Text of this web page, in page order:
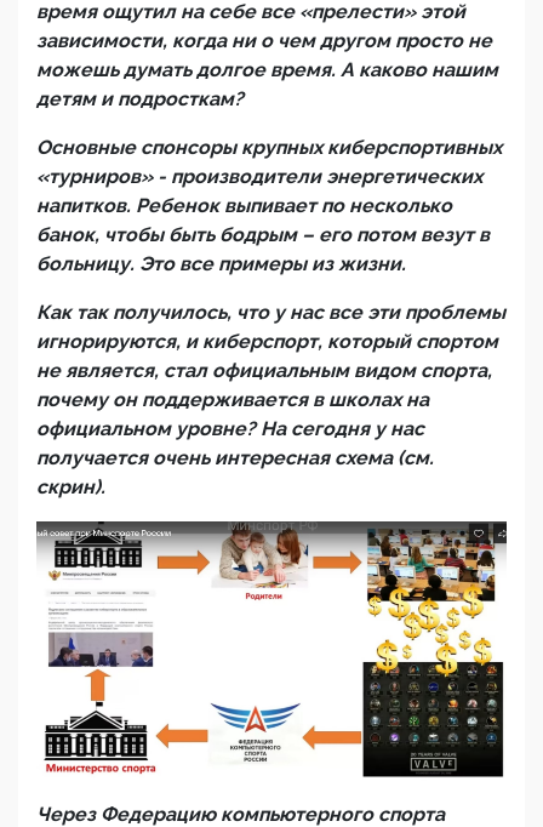
время ощутил на себе все «прелести» этой
зависимости, когда ни о чем другом просто не
можешь думать долгое время. А каково нашим
детям и подросткам?
Основные спонсоры крупных киберспортивных
«турниров» - производители энергетических
напитков. Ребенок выпивает по несколько
банок, чтобы быть бодрым – его потом везут в
больницу. Это все примеры из жизни.
Как так получилось, что у нас все эти проблемы
игнорируются, и киберспорт, который спортом
не является, стал официальным видом спорта,
почему он поддерживается в школах на
официальном уровне? На сегодня у нас
получается очень интересная схема (см.
скрин).
Через Федерацию компьютерного спорта